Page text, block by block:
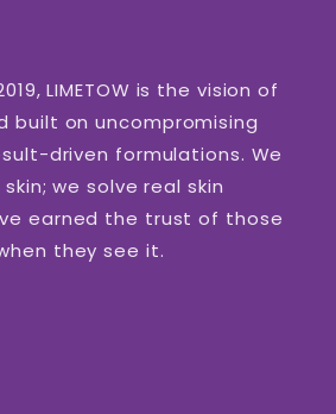
LIMETOW is the vision of
built on uncompromising
driven formulations. We
we solve real skin
earned the trust of those
they see it.